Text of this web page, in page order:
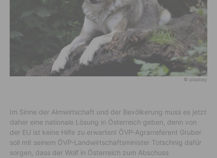
© pixabay
Im Sinne der Almwirtschaft und der Bevölkerung muss es jetzt
daher eine nationale Lösung in Österreich geben, denn von
der EU ist keine Hilfe zu erwarten! ÖVP-Agrarreferent Gruber
soll mit seinem ÖVP-Landwirtschaftsminister Totschnig dafür
sorgen, dass der Wolf in Österreich zum Abschuss